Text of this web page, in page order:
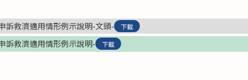
訴救濟適用情形例示說明-文頭-
下載
訴救濟適用情形例示說明- 下載